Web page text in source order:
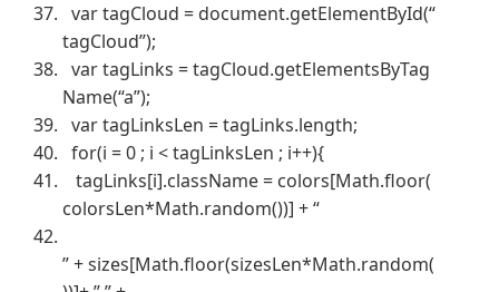
var tagCloud = document.getElementById(“
tagCloud”);
var tagLinks = tagCloud.getElementsByTag
Name(“a”);
var tagLinksLen = tagLinks.length;
for(i = 0 ; i < tagLinksLen ; i++){
tagLinks[i].className = colors[Math.floor(
colorsLen*Math.random())] + “
” + sizes[Math.floor(sizesLen*Math.random(